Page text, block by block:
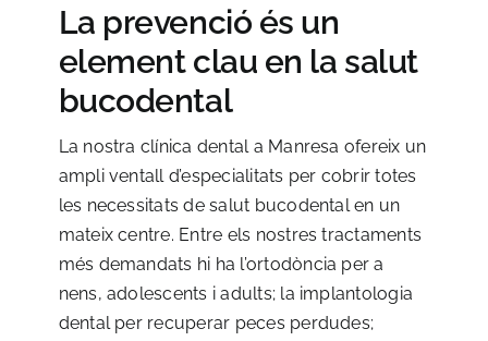
La prevenció és un
element clau en la salut
bucodental
La nostra clínica dental a Manresa ofereix un
ampli ventall d’especialitats per cobrir totes
les necessitats de salut bucodental en un
mateix centre. Entre els nostres tractaments
més demandats hi ha l’ortodòncia per a
nens, adolescents i adults; la implantologia
dental per recuperar peces perdudes;